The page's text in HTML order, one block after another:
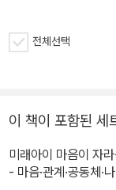
전체선택
이 책이 포함된 세
미래아이 마음이 자
- 마음·관계·공동체·나